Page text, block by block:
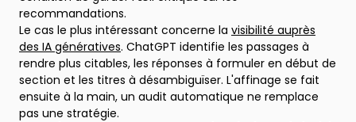
recommandations.
Le cas le plus intéressant concerne la visibilité auprès
des IA génératives. ChatGPT identifie les passages à
rendre plus citables, les réponses à formuler en début de
section et les titres à désambiguïser. L'affinage se fait
ensuite à la main, un audit automatique ne remplace
pas une stratégie.